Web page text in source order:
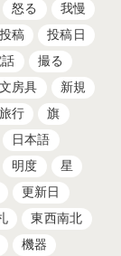
怒る
我慢
投稿
投稿日
撮る
文房具
新規
旅行
旗
日本語
明度
星
更新日
東西南北
機器